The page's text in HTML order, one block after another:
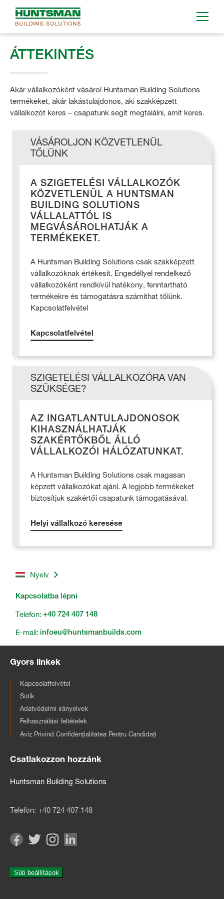
ÁTTEKINTÉS
Akár vállalkozóként vásárol Huntsman Building Solutions
termékeket, akár lakástulajdonos, aki szakképzett
vállalkozót keres – csapatunk segít megtalálni, amit keres.
VÁSÁROLJON KÖZVETLENÜL
TŐLÜNK
A SZIGETELÉSI VÁLLALKOZÓK
KÖZVETLENÜL A HUNTSMAN
BUILDING SOLUTIONS
VÁLLALATTÓL IS
MEGVÁSÁROLHATJÁK A
TERMÉKEKET.
A Huntsman Building Solutions csak szakképzett
vállalkozóknak értékesít. Engedéllyel rendelkező
vállalkozóként rendkívül hatékony, fenntartható
termékekre és támogatásra számíthat tőlünk.
Kapcsolatfelvétel
Kapcsolatfelvétel
SZIGETELÉSI VÁLLALKOZÓRA VAN
SZÜKSÉGE?
AZ INGATLANTULAJDONOSOK
KIHASZNÁLHATJÁK
SZAKÉRTŐKBŐL ÁLLÓ
VÁLLALKOZÓI HÁLÓZATUNKAT.
A Huntsman Building Solutions csak magasan
képzett vállalkozókat ajánl. A legjobb termékeket
biztosítjuk szakértői csapatunk támogatásával.
Helyi vállalkozó keresése
Nyelv
Kapcsolatba lépni
Telefon: +40 724 407 148
E-mail: infoeu@huntsmanbuilds.com
Gyors linkek
Kapcsolatfelvétel
Sütik
Adatvédelmi irányelvek
Felhasználási feltételek
Aviz Privind Confidențialitatea Pentru Candidați
Csatlakozzon hozzánk
Huntsman Building Solutions
Telefon: +40 724 407 148
Süti beállítások